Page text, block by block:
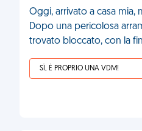
Oggi, arrivato a casa mia,
Dopo una pericolosa
trovato bloccato, con la
SÌ, È PROPRIO UNA VDM!